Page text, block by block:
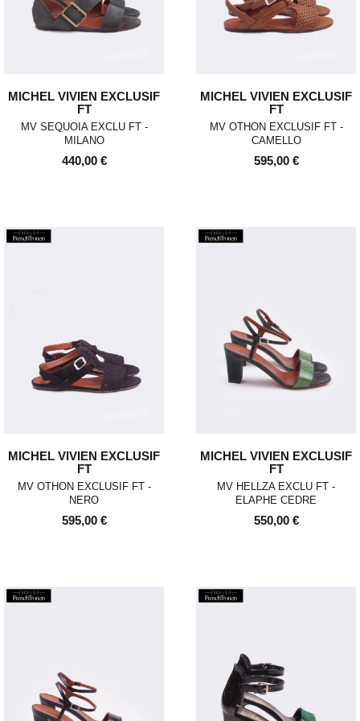
MICHEL VIVIEN EXCLUSIF
FT
MV SEQUOIA EXCLU FT -
MILANO
440,00 €
MICHEL VIVIEN EXCLUSIF
FT
MV OTHON EXCLUSIF FT -
CAMELLO
595,00 €
MICHEL VIVIEN EXCLUSIF
FT
MV OTHON EXCLUSIF FT -
NERO
595,00 €
MICHEL VIVIEN EXCLUSIF
FT
MV HELLZA EXCLU FT -
ELAPHE CEDRE
550,00 €